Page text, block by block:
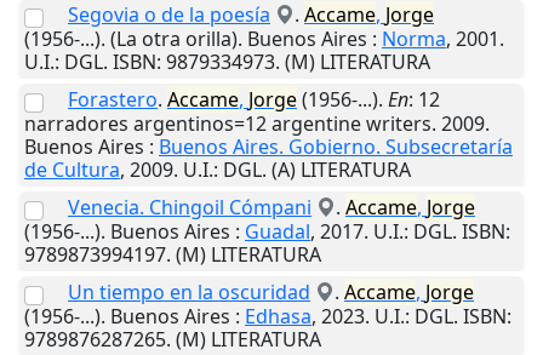
Segovia o de la poesía
. Accame, Jorge
(1956-...). (La otra orilla). Buenos Aires : Norma, 2001.
U.I.: DGL. ISBN: 9879334973. (M) LITERATURA
Forastero. Accame, Jorge(1956-...). En: 12
narradores argentinos=12 argentine writers. 2009.
Buenos Aires : Buenos Aires. Gobierno. Subsecretaría
de Cultura, 2009. U.I.: DGL. (A) LITERATURA
Venecia. Chingoil Cómpani
. Accame, Jorge
(1956-...). Buenos Aires : Guadal, 2017. U.I.: DGL. ISBN:
9789873994197. (M) LITERATURA
Un tiempo en la oscuridad
. Accame, Jorge
(1956-...). Buenos Aires : Edhasa, 2023. U.I.: DGL. ISBN:
9789876287265. (M) LITERATURA